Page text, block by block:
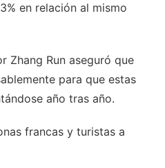
en relación al mismo
Zhang Run aseguró que
para que estas
año tras año.
francas y turistas a